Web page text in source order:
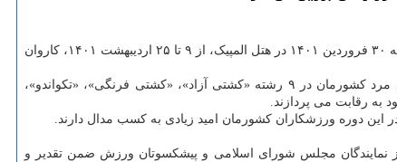
به گزارش اداره کل ارتباطات شرکت ارتباطات سیار ایران، با معرفی همراه اول بعنوان حامی فدراسیون ناشنوایان در مراسم رسمی عصر امروز سه شنبه ۳۰ فروردین ۱۴۰۱ در هتل المپیک، از ۹ تا ۲۵ اردیبهشت ۱۴۰۱، کاروان
در این دوره از مسابقات المپیک ناشنوایان که کاروان کشورمان با شعار «موفقیت در سکوت» و با نام «صدای ایران» حضور خواهد داشت، ورزشکاران مرد کشورمان در ۹ رشته «کشتی آزاد»، «کشتی فرنگی»، «تکواندو»،
به رقابت می پردازند.
نمایندگان مجلس شورای اسلامی و پیشکسوتان ورزش ضمن تقدیر و